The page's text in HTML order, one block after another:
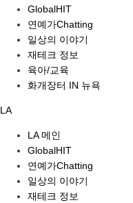
GlobalHIT
연예가Chatting
일상의 이야기
재테크 정보
육아/교육
화개장터 IN 뉴욕
LA
LA 메인
GlobalHIT
연예가Chatting
일상의 이야기
재테크 정보